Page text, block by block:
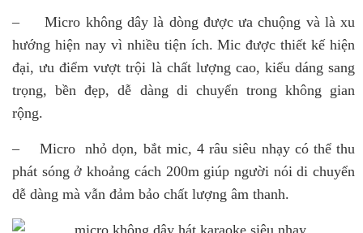
– Micro không dây là dòng được ưa chuộng và là xu
hướng hiện nay vì nhiều tiện ích. Mic được thiết kế hiện
đại, ưu điểm vượt trội là chất lượng cao, kiểu dáng sang
trọng, bền đẹp, dễ dàng di chuyển trong không gian
rộng.
– Micro nhỏ dọn, bắt mic, 4 râu siêu nhạy có thể thu
phát sóng ở khoảng cách 200m giúp người nói di chuyển
dễ dàng mà vẫn đảm bảo chất lượng âm thanh.